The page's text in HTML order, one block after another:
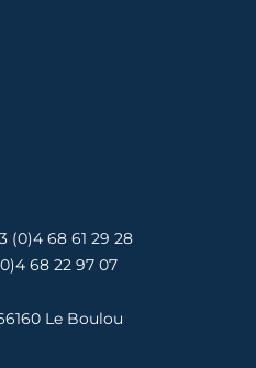
(0)4 68 61 29 28
68 22 97 07
Le Boulou